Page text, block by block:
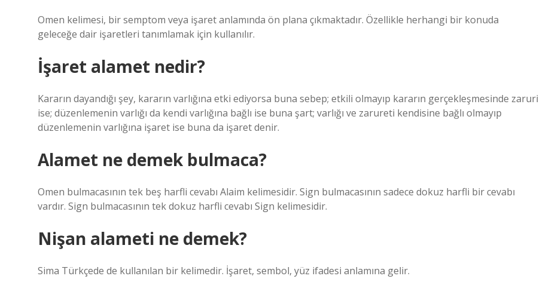
Omen kelimesi, bir semptom veya işaret anlamında ön plana çıkmaktadır. Özellikle herhangi bir konuda
geleceğe dair işaretleri tanımlamak için kullanılır.
İşaret alamet nedir?
Kararın dayandığı şey, kararın varlığına etki ediyorsa buna sebep; etkili olmayıp kararın gerçekleşmesinde zaruri
ise; düzenlemenin varlığı da kendi varlığına bağlı ise buna şart; varlığı ve zarureti kendisine bağlı olmayıp
düzenlemenin varlığına işaret ise buna da işaret denir.
Alamet ne demek bulmaca?
Omen bulmacasının tek beş harfli cevabı Alaim kelimesidir. Sign bulmacasının sadece dokuz harfli bir cevabı
vardır. Sign bulmacasının tek dokuz harfli cevabı Sign kelimesidir.
Nişan alameti ne demek?
Sima Türkçede de kullanılan bir kelimedir. İşaret, sembol, yüz ifadesi anlamına gelir.